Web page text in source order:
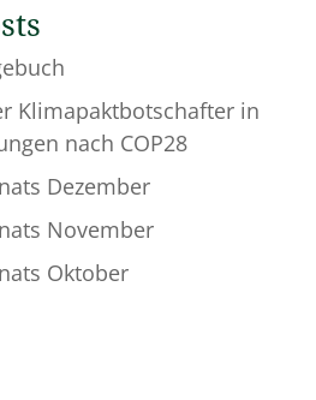
Klimapaktbotschafter in
nach COP28
Dezember
November
Oktober